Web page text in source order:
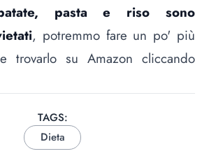
pasta e riso sono
, potremmo fare un po' più
trovarlo su Amazon cliccando
TAGS:
Dieta